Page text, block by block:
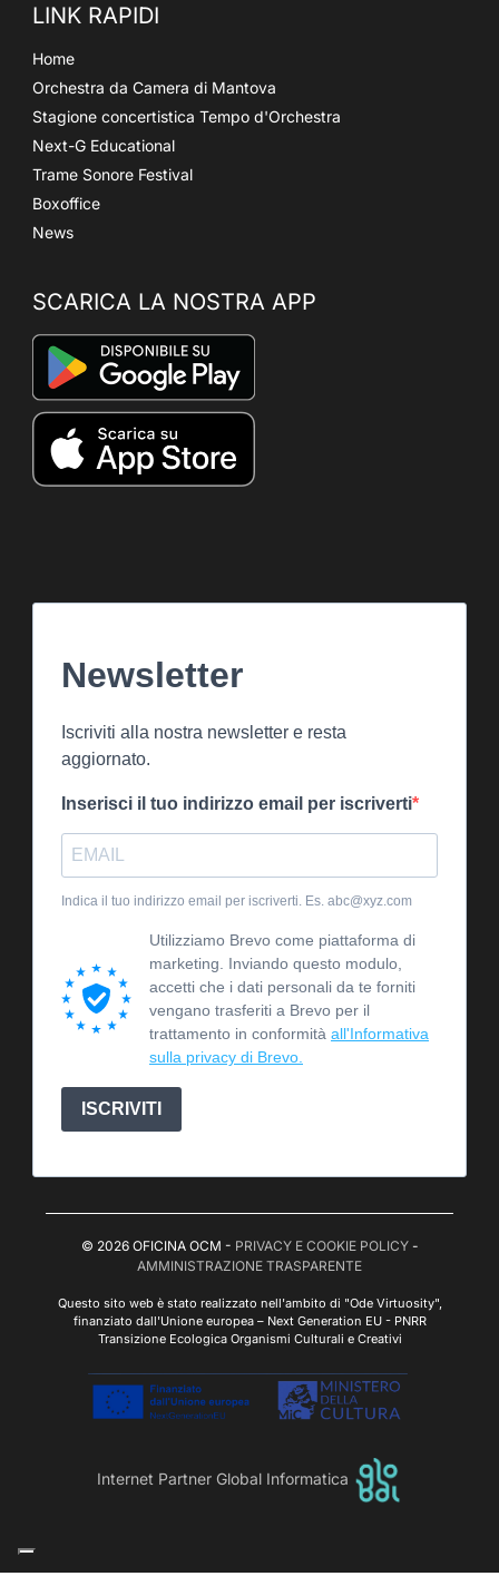
LINK RAPIDI
Home
Orchestra da Camera di Mantova
Stagione concertistica Tempo d'Orchestra
Next-G Educational
Trame Sonore Festival
Boxoffice
News
SCARICA LA NOSTRA APP
Newsletter
Iscriviti alla nostra newsletter e resta
aggiornato.
Inserisci il tuo indirizzo email per iscriverti
Indica il tuo indirizzo email per iscriverti. Es. abc@xyz.com
Utilizziamo Brevo come piattaforma di
marketing. Inviando questo modulo,
accetti che i dati personali da te forniti
vengano trasferiti a Brevo per il
trattamento in conformità all'Informativa
sulla privacy di Brevo.
ISCRIVITI
© 2026 OFICINA OCM - PRIVACY E COOKIE POLICY-
AMMINISTRAZIONE TRASPARENTE
Questo sito web è stato realizzato nell'ambito di "Ode Virtuosity",
finanziato dall'Unione europea – Next Generation EU - PNRR
Transizione Ecologica Organismi Culturali e Creativi
Internet Partner Global Informatica